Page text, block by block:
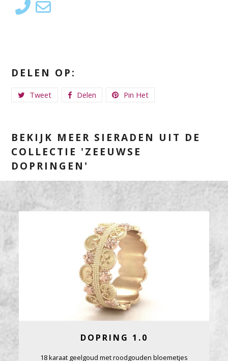
DELEN OP:
Tweet Delen Pin Het
BEKIJK MEER SIERADEN UIT DE
COLLECTIE 'ZEEUWSE
DOPRINGEN'
DOPRING 1.0
18 karaat geelgoud met roodgouden bloemetjes